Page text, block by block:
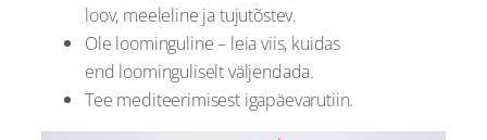
loov, meeleline ja tujutõstev.
Ole loominguline – leia viis, kuidas
end loominguliselt väljendada.
Tee mediteerimisest igapäevarutiin.